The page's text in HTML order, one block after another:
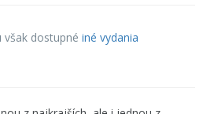
však dostupné iné vydania